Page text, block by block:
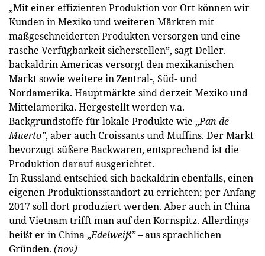
„Mit einer effizienten Produktion vor Ort können wir
Kunden in Mexiko und weiteren Märkten mit
maßgeschneiderten Produkten versorgen und eine
rasche Verfügbarkeit sicherstellen”, sagt Deller.
backaldrin Americas versorgt den mexikanischen
Markt sowie weitere in Zentral-, Süd- und
Nordamerika. Hauptmärkte sind derzeit Mexiko und
Mittelamerika. Hergestellt werden v.a.
Backgrundstoffe für lokale Produkte wie „Pan de
Muerto”, aber auch Croissants und Muffins. Der Markt
bevorzugt süßere Backwaren, entsprechend ist die
Produktion darauf ausgerichtet.
In Russland entschied sich backaldrin ebenfalls, einen
eigenen Produktionsstandort zu errichten; per Anfang
2017 soll dort produziert werden. Aber auch in China
und Vietnam trifft man auf den Kornspitz. Allerdings
heißt er in China „Edelweiß”– aus sprachlichen
Gründen. (nov)